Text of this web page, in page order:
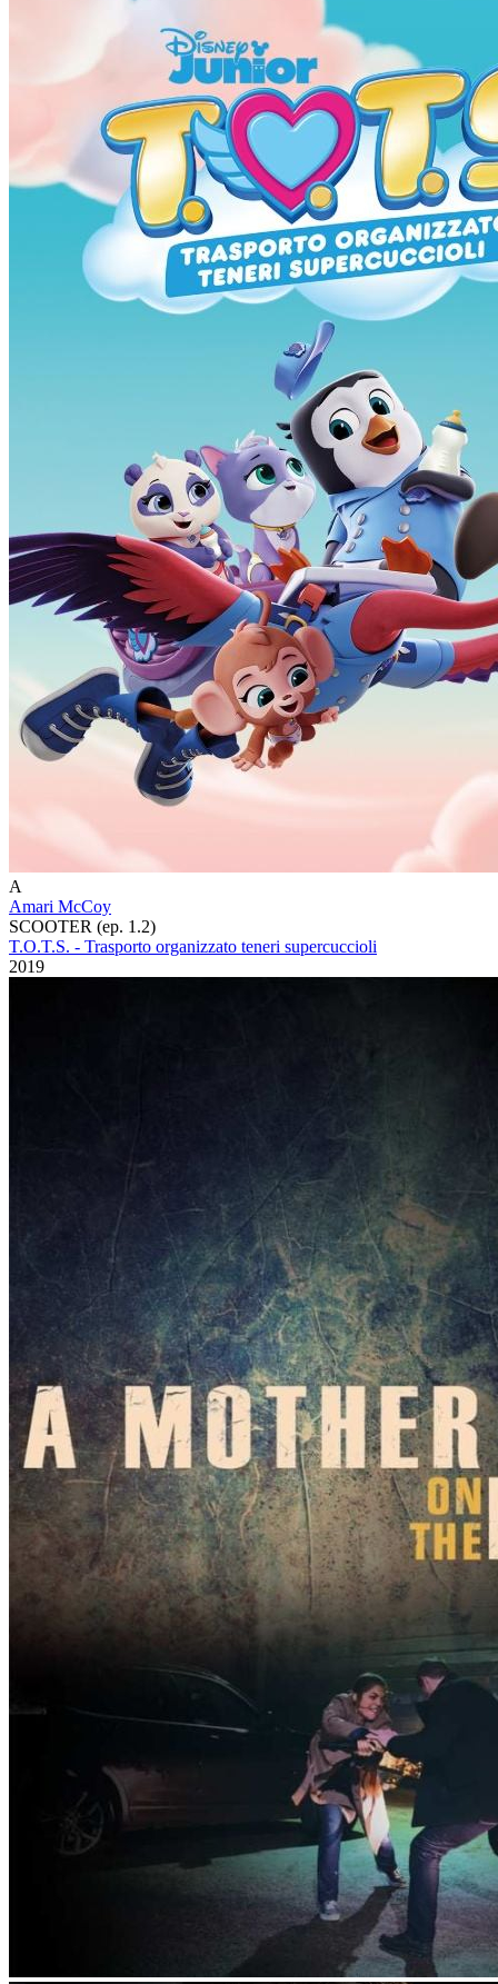
A
Amari McCoy
SCOOTER (ep. 1.2)
T.O.T.S. - Trasporto organizzato teneri supercuccioli
2019